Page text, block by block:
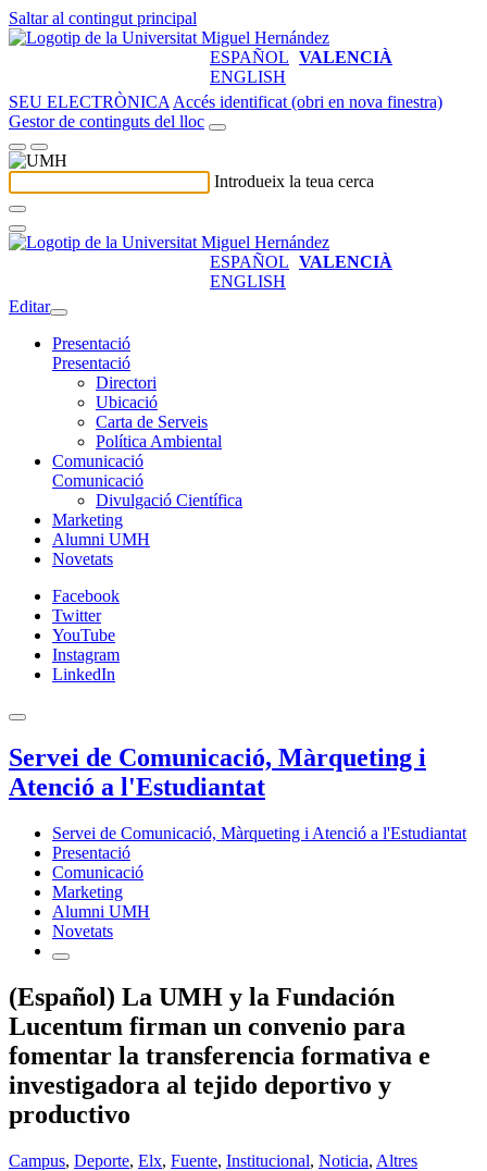
Saltar al contingut principal
ESPAÑOL VALENCIÀ
ENGLISH
SEU ELECTRÒNICA Accés identificat (obri en nova finestra)
Gestor de continguts del lloc
Introdueix la teua cerca
ESPAÑOL VALENCIÀ
ENGLISH
Editar
Presentació
Presentació
Directori
Ubicació
Carta de Serveis
Política Ambiental
Comunicació
Comunicació
Divulgació Científica
Marketing
Alumni UMH
Novetats
Facebook
Twitter
YouTube
Instagram
LinkedIn
Servei de Comunicació, Màrqueting i
Atenció a l'Estudiantat
Servei de Comunicació, Màrqueting i Atenció a l'Estudiantat
Presentació
Comunicació
Marketing
Alumni UMH
Novetats
(Español) La UMH y la Fundación
Lucentum firman un convenio para
fomentar la transferencia formativa e
investigadora al tejido deportivo y
productivo
Campus, Deporte, Elx, Fuente, Institucional, Noticia, Altres